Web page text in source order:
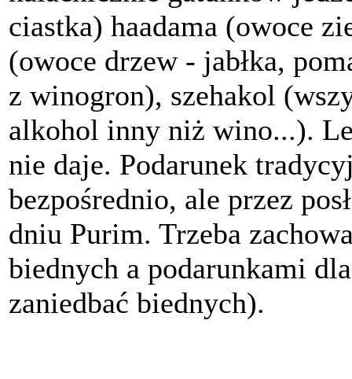
ciastka) haadama (owoce
(owoce drzew - jabłka,
z winogron), szehakol
alkohol inny niż wino...).
nie daje. Podarunek
bezpośrednio, ale przez
dniu Purim. Trzeba
biednych a podarunkami
zaniedbać biednych).